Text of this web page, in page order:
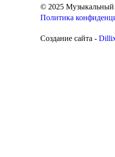
© 2025 Музыкальный
Политика
Создание сайта -